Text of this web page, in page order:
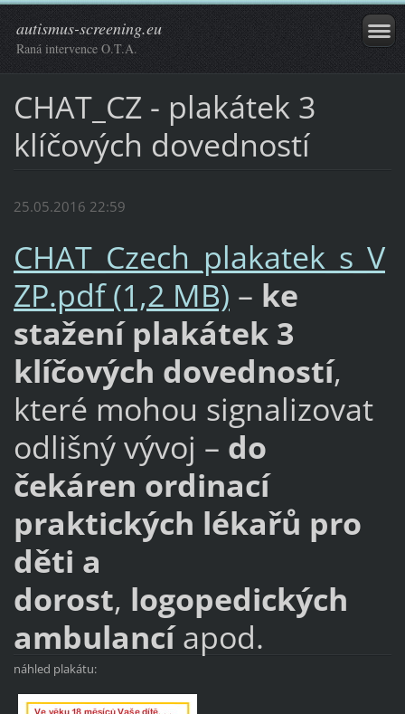
autismus-screening.eu
Raná intervence O.T.A.
CHAT_CZ - plakátek 3
klíčových dovedností
25.05.2016 22:59
CHAT_Czech_plakatek_s_V
ZP.pdf (1,2 MB) – ke
stažení plakátek 3
klíčových dovedností,
které mohou signalizovat
odlišný vývoj – do
čekáren ordinací
praktických lékařů pro
děti a
dorost, logopedických
ambulancíapod.
náhled plakátu: